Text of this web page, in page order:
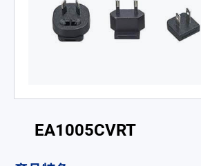
EA1005CVRT
AC/DC 醫療電源供應器
PD 充電器
電池適配充電器
開放式電源供應器
內置機殼型電源適配器